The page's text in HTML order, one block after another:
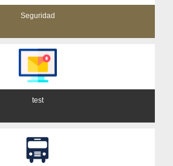
Seguridad
test